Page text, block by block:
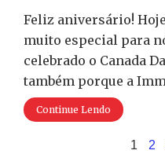
Feliz aniversário!
muito especial para
celebrado o Canada
também porque a
Continue Lendo
1 2